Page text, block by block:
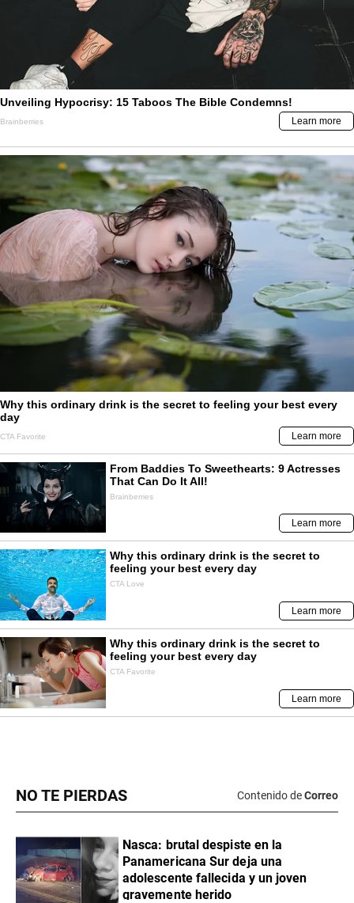
NO TE PIERDAS Contenido deCorreo
Nasca: brutal despiste en la
Panamericana Sur deja una
adolescente fallecida y un joven
gravemente herido